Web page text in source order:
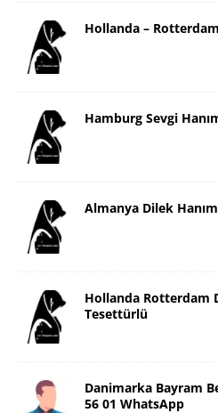
Hollanda –
Hamburg Sevgi
Almanya Dilek
Hollanda Rotterdam
Tesettürlü
Danimarka Bayram
56 01 WhatsApp